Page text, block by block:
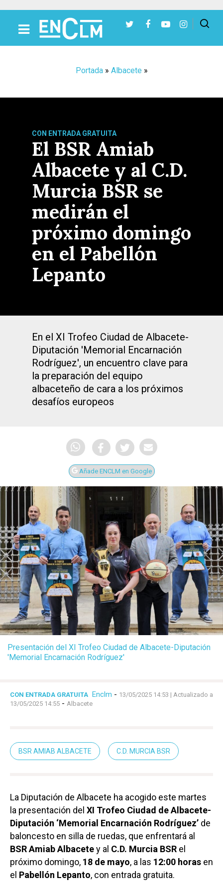
Portada» Albacete »
CON ENTRADA GRATUITA
El BSR Amiab
Albacete y al C.D.
Murcia BSR se
medirán el
próximo domingo
en el Pabellón
Lepanto
En el XI Trofeo Ciudad de Albacete-
Diputación 'Memorial Encarnación
Rodríguez', un encuentro clave para
la preparación del equipo
albaceteño de cara a los próximos
desafíos europeos
Añade ENCLM en Google
Presentación del XI Trofeo Ciudad de Albacete-Diputación
'Memorial Encarnación Rodríguez'
CON ENTRADA GRATUITA Enclm - 13/05/2025 14:53 | Actualizado a
13/05/2025 14:55 - Albacete
BSR AMIAB ALBACETE C.D. MURCIA BSR
La Diputación de Albacete ha acogido este martes
la presentación del XI Trofeo Ciudad de Albacete-
Diputación ‘Memorial Encarnación Rodríguez’ de
baloncesto en silla de ruedas, que enfrentará al
BSR Amiab Albacetey al C.D. Murcia BSR el
próximo domingo, 18 de mayo, a las 12:00 horas en
el Pabellón Lepanto, con entrada gratuita.